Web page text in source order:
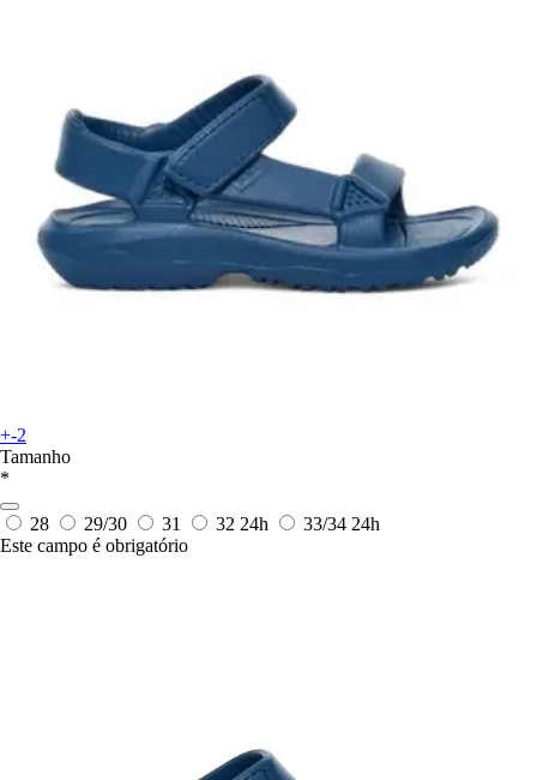
+-2
Tamanho
*
28 29/30 31 32 24h 33/34 24h
Este campo é obrigatório